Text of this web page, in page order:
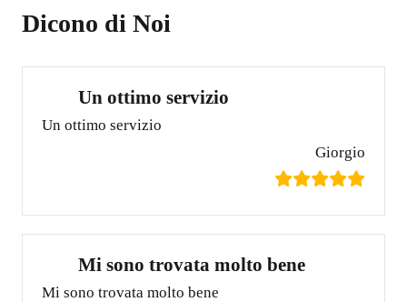
Dicono di Noi
Un ottimo servizio
Un ottimo servizio
Giorgio
Mi sono trovata molto bene
Mi sono trovata molto bene